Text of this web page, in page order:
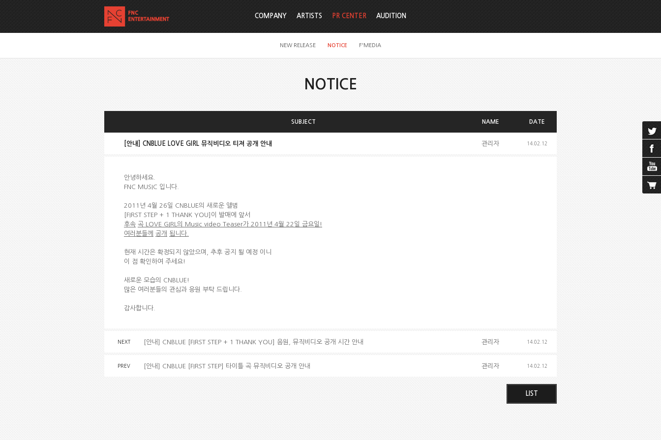
COMPANY ARTISTS PR CENTER
NEW RELEASE NOTICE F'MEDIA
AUDITION
NOTICE
SUBJECT NAME DATE
[안내] CNBLUE LOVE GIRL 뮤직비디오 티져 공개 안내 관리자 14.02.12
안녕하세요.
FNC MUSIC 입니다.
2011년 4월 26일 CNBLUE의 새로운 앨범
[FIRST STEP + 1 THANK YOU]이 발매에 앞서
후속 곡 LOVE GIRL 의 Music video Teaser가 2011년 4월 22일 금요일!
여러분들께
공개 됩니다
현재 시간은 확정되지 않았으며, 추후 공지 될 예정 이니
이 점 확인하여 주세요!
새로운 모습의 CNBLUE!
많은 여러분들의 관심과 응원 부탁 드립니다.
감사합니다.
NEXT [안내] CNBLUE [FIRST STEP + 1 THANK YOU] 음원, 뮤직비디오 공개 시간 안내 관리자 14.02.12
PREV [안내] CNBLUE [FIRST STEP] 타이틀 곡 뮤직비디오 공개 안내 관리자 14.02.12
LIST